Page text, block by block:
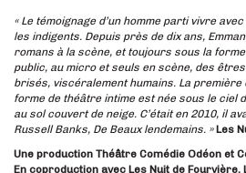
« Le témoignage d’un homme parti vivre
les indigents. Depuis près de dix ans,
romans à la scène, et toujours sous la
public, au micro et seuls en scène, des
brisés, viscéralement humains. La
forme de théâtre intime est née sous le ciel
au sol couvert de neige. C’était en 2010, il
Russell Banks, De Beaux lendemains. » Les
Une production Théâtre Comédie Odéon et
En coproduction avec Les Nuit de Fourvière,